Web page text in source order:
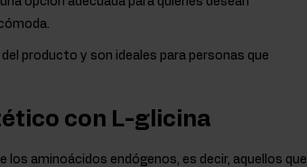
producto y son ideales para personas que
con L-glicina
aminoácidos endógenos, es decir, aquellos que